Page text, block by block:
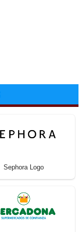
Sephora Logo